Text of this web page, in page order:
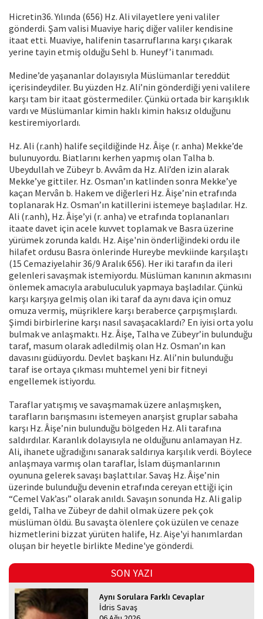
Hicretin36. Yılında (656) Hz. Ali vilayetlere yeni valiler
gönderdi. Şam valisi Muaviye hariç diğer valiler kendisine
itaat etti. Muaviye, halifenin tasarruflarına karşı çıkarak
yerine tayin etmiş olduğu Sehl b. Huneyf’i tanımadı.
Medine’de yaşananlar dolayısıyla Müslümanlar tereddüt
içerisindeydiler. Bu yüzden Hz. Ali’nin gönderdiği yeni valilere
karşı tam bir itaat göstermediler. Çünkü ortada bir karışıklık
vardı ve Müslümanlar kimin haklı kimin haksız olduğunu
kestiremiyorlardı.
Hz. Ali (r.anh) halife seçildiğinde Hz. Âişe (r. anha) Mekke’de
bulunuyordu. Biatlarını kerhen yapmış olan Talha b.
Ubeydullah ve Zübeyr b. Avvâm da Hz. Ali’den izin alarak
Mekke’ye gittiler. Hz. Osman’ın katlinden sonra Mekke’ye
kaçan Mervân b. Hakem ve diğerleri Hz. Âişe’nin etrafında
toplanarak Hz. Osman’ın katillerini istemeye başladılar. Hz.
Ali (r.anh), Hz. Âişe’yi (r. anha) ve etrafında toplananları
itaate davet için acele kuvvet toplamak ve Basra üzerine
yürümek zorunda kaldı. Hz. Aişe'nin önderliğindeki ordu ile
hilafet ordusu Basra önlerinde Hureybe mevkiinde karşılaştı
(15 Cemaziyelahir 36/9 Aralık 656). Her iki tarafın da ileri
gelenleri savaşmak istemiyordu. Müslüman kanının akmasını
önlemek amacıyla arabuluculuk yapmaya başladılar. Çünkü
karşı karşıya gelmiş olan iki taraf da aynı dava için omuz
omuza vermiş, müşriklere karşı beraberce çarpışmışlardı.
Şimdi birbirlerine karşı nasıl savaşacaklardı? En iyisi orta yolu
bulmak ve anlaşmaktı. Hz. Âişe, Talha ve Zübeyr’in bulunduğu
taraf, masum olarak adledilmiş olan Hz. Osman’ın kan
davasını güdüyordu. Devlet başkanı Hz. Ali’nin bulunduğu
taraf ise ortaya çıkması muhtemel yeni bir fitneyi
engellemek istiyordu.
Taraflar yatışmış ve savaşmamak üzere anlaşmışken,
tarafların barışmasını istemeyen anarşist gruplar sabaha
karşı Hz. Âişe’nin bulunduğu bölgeden Hz. Ali tarafına
saldırdılar. Karanlık dolayısıyla ne olduğunu anlamayan Hz.
Ali, ihanete uğradığını sanarak saldırıya karşılık verdi. Böylece
anlaşmaya varmış olan taraflar, İslam düşmanlarının
oyununa gelerek savaşı başlattılar. Savaş Hz. Âişe’nin
üzerinde bulunduğu devenin etrafında cereyan ettiği için
“Cemel Vak’ası” olarak anıldı. Savaşın sonunda Hz. Ali galip
geldi, Talha ve Zübeyr de dahil olmak üzere pek çok
müslüman öldü. Bu savaşta ölenlere çok üzülen ve cenaze
hizmetlerini bizzat yürüten halife, Hz. Aişe'yi hanımlardan
oluşan bir heyetle birlikte Medine'ye gönderdi.
SON YAZI
Aynı Sorulara Farklı Cevaplar
İdris Savaş